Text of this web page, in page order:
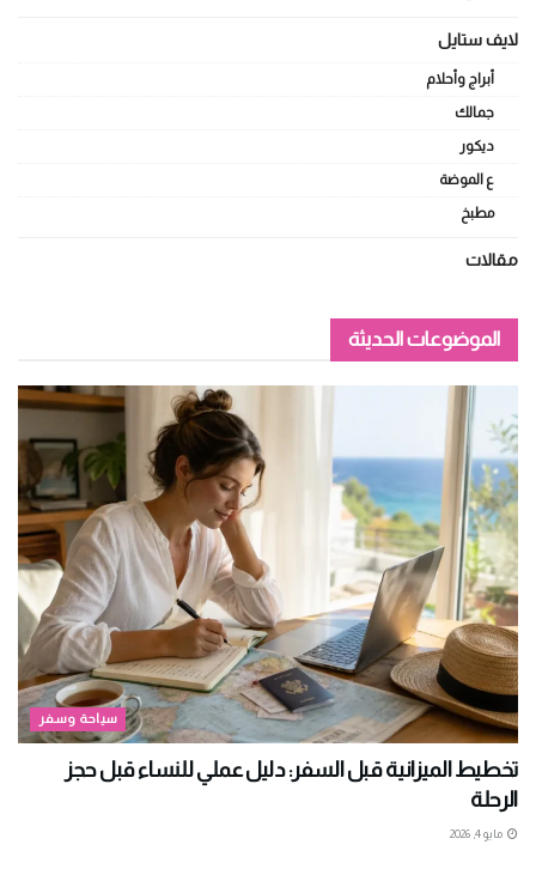
لايف ستايل
أبراج وأحلام
جمالك
ديكور
ع الموضة
مطبخ
مقالات
الموضوعات الحديثة
سياحة وسفر
تخطيط الميزانية قبل السفر: دليل عملي للنساء قبل حجز
الرحلة
مايو 4, 2026